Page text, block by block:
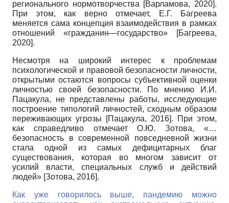
регионального нормотворчества [Варламова, 2020].
При этом, как верно отмечает, Е.Г. Багреева
меняется сама концепция взаимодействия в рамках
отношений «гражданин—государство»
[Багреева,
2020].
Несмотря на широкий интерес к проблемам
психологической и правовой безопасности личности,
открытыми остаются вопросы субъективной оценки
личностью своей безопасности. По мнению И.И.
Пацакула, не представлены работы, исследующие
построение типологий личностей, сходным образом
переживающих угрозы
[Пацакула, 2016]. При этом,
как справедливо отмечает О.Ю. Зотова, «…
безопасность в современной повседневной жизни
стала одной из самых дефицитарных благ
существования, которая во многом зависит от
усилий власти, специальных служб и действий
людей» [Зотова, 2016].
Как уже говорилось выше, пандемию можно